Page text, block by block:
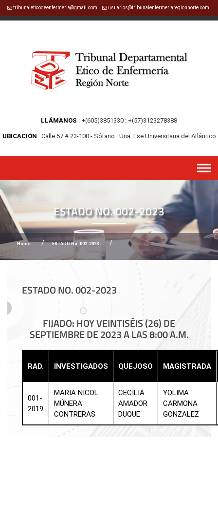
tribunaleticodeenfermeria@gmail.com usuarios@tribunalenfermeriaregionnorte.com
LLÁMANOS +(605)3851330 +(57)3123278388
UBICACIÓN Calle 57 # 23-100 - Sótano Una. Ese Universitaria del Atlántico
ESTADO NO. 002-2023
Home ESTADO No. 002-2023
ESTADO NO. 002-2023
FIJADO: HOY VEINTISÉIS (26) DE
SEPTIEMBRE DE 2023 A LAS 8:00 A.M.
RAD. INVESTIGADOS QUEJOSO MAGISTRADA
001-
2019
MARIA NICOL
MÚNERA
CONTRERAS
CECILIA
AMADOR
DUQUE
YOLIMA
CARMONA
GONZALEZ